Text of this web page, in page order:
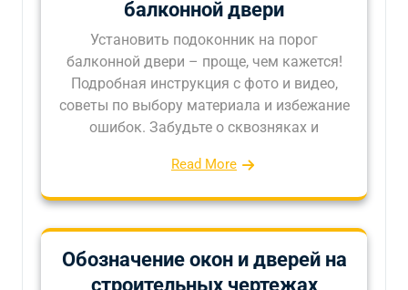
балконной двери
Установить подоконник на порог
балконной двери – проще, чем кажется!
Подробная инструкция с фото и видео,
советы по выбору материала и избежание
ошибок. Забудьте о сквозняках и
Read More
Обозначение окон и дверей на
строительных чертежах